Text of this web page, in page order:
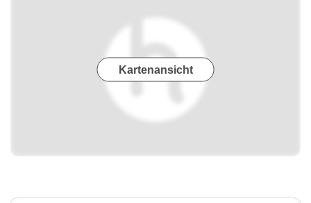
Kartenansicht